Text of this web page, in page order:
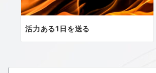
活力ある1日を送る